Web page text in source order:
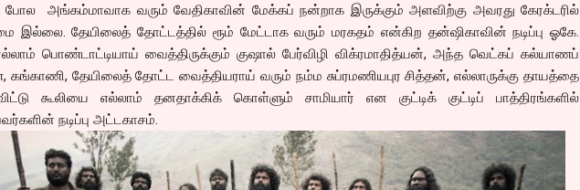
அங்கம்மாவாக வரும் வேதிகாவின் மேக்கப் நன்றாக இருக்கும் அளவிற்கு அவரது கேரக்டரில்
இல்லை. தேயிலைத் தோட்டத்தில் ரூம் மேட்டாக வரும் மரகதம் என்கிற தன்ஷிகாவின் நடிப்பு ஓகே.
பொண்டாட்டியாய் வைத்திருக்கும் குஷால் பேர்விழி விக்ரமாதித்யன், அந்த வெட்கப் கல்யாணப்
கங்காணி, தேயிலைத் தோட்ட வைத்தியராய் வரும் நம்ம சுப்ரமணியபுர சித்தன், எல்லாருக்கு தாயத்தை
கூலியை எல்லாம் தனதாக்கிக் கொள்ளும் சாமியார் என குட்டிக் குட்டிப் பாத்திரங்களில்
நடிப்பு அட்டகாசம்.